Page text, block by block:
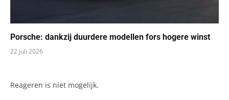
Porsche: dankzij duurdere modellen fors hogere winst
22 juli 2026
Reageren is niet mogelijk.